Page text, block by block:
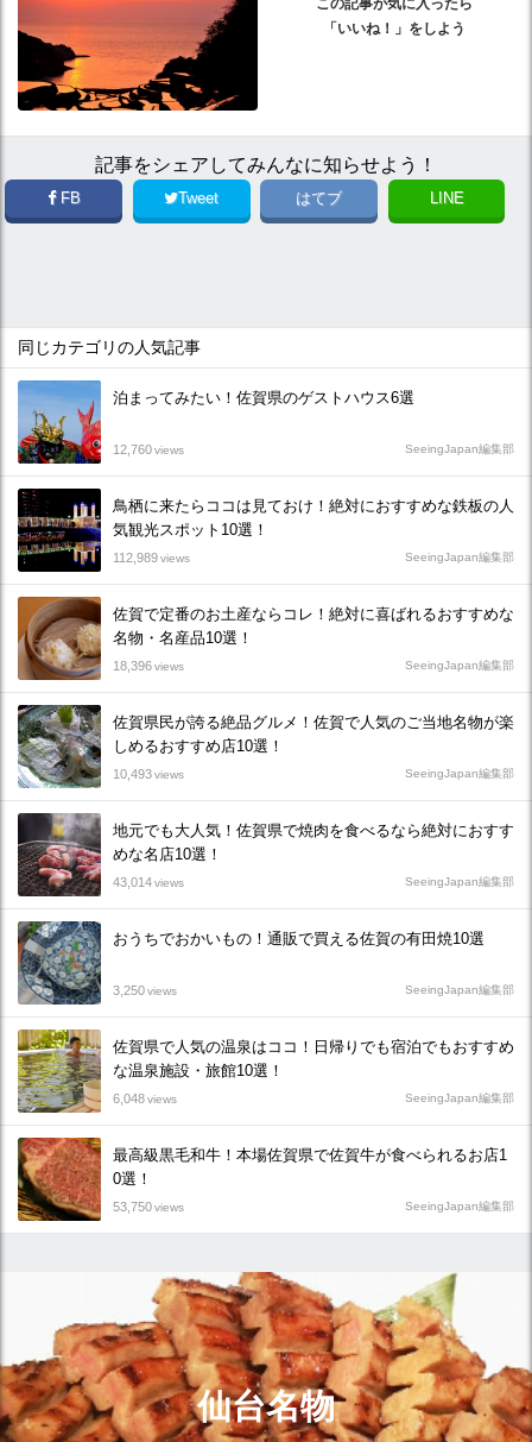
この記事が気に入ったら
「いいね！」をしよう
記事をシェアしてみんなに知らせよう！
FB Tweet はてブ LINE
同じカテゴリの人気記事
泊まってみたい！佐賀県のゲストハウス6選
12,760views SeeingJapan編集部
鳥栖に来たらココは見ておけ！絶対におすすめな鉄板の人
気観光スポット10選！
112,989views SeeingJapan編集部
佐賀で定番のお土産ならコレ！絶対に喜ばれるおすすめな
名物・名産品10選！
18,396views SeeingJapan編集部
佐賀県民が誇る絶品グルメ！佐賀で人気のご当地名物が楽
しめるおすすめ店10選！
10,493views SeeingJapan編集部
地元でも大人気！佐賀県で焼肉を食べるなら絶対におすす
めな名店10選！
43,014views SeeingJapan編集部
おうちでおかいもの！通販で買える佐賀の有田焼10選
3,250views SeeingJapan編集部
佐賀県で人気の温泉はココ！日帰りでも宿泊でもおすすめ
な温泉施設・旅館10選！
6,048views SeeingJapan編集部
最高級黒毛和牛！本場佐賀県で佐賀牛が食べられるお店1
0選！
53,750views SeeingJapan編集部
仙台名物